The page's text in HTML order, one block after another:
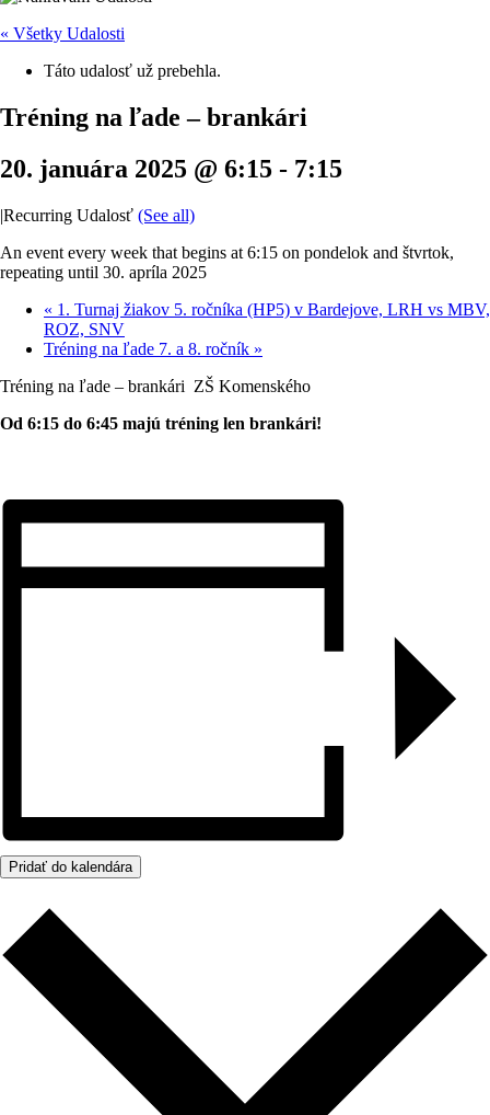
« Všetky Udalosti
Táto udalosť už prebehla.
Tréning na ľade – brankári
20. januára 2025 @ 6:15 - 7:15
|Recurring Udalosť (See all)
An event every week that begins at 6:15 on pondelok and štvrtok,
repeating until 30. apríla 2025
« 1. Turnaj žiakov 5. ročníka (HP5) v Bardejove, LRH vs MBV,
ROZ, SNV
Tréning na ľade 7. a 8. ročník »
Tréning na ľade – brankári ZŠ Komenského
Od 6:15 do 6:45 majú tréning len brankári!
Pridať do kalendára